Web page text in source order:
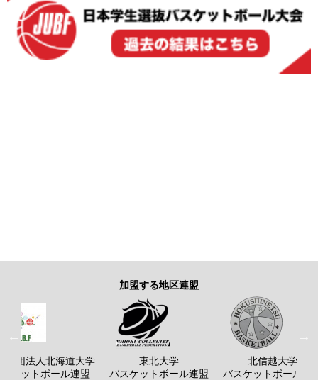
加盟する地区連盟
社団法人北海道大学
ケットボール連盟
東北大学
バスケットボール連盟
北信越大学
バスケットボール連